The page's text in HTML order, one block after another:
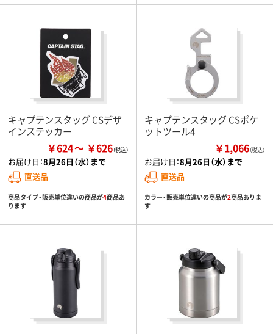
キャプテンスタッグ CSデザ
インステッカー
￥624 ￥626
お届け日：8月26日（水）まで
直送品
商品タイプ・販売単位違いの商品が4商品あ
ります
キャプテンスタッグ CSポケ
ットツール4
￥1,066（税込）
お届け日：8月26日（水）まで
直送品
カラー・販売単位違いの商品が2商品ありま
す